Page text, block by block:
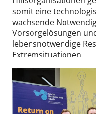
somit eine
wachsende
Vorsorgelösungen
lebensnotwendige
Extremsituationen.